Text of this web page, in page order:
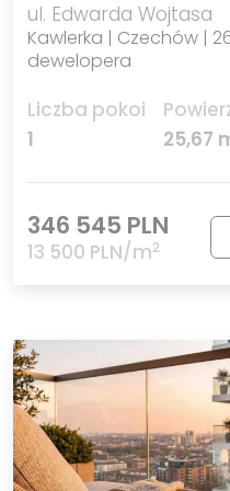
ul. Edwarda Wojtasa
Kawlerka | Czechów |
dewelopera
Liczba pokoi
1
25,67
346 545 PLN
13 500 PLN/m2